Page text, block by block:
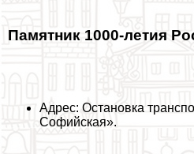
Памятник 1000-летия
Адрес: Остановка
Софийская».